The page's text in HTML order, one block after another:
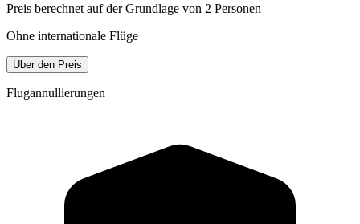
Preis berechnet auf der Grundlage von 2 Personen
Ohne internationale Flüge
Über den Preis
Flugannullierungen